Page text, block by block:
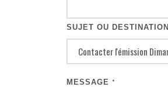
SUJET OU DESTINATION
MESSAGE *